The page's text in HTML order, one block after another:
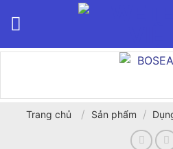
Trang chủ / Sản phẩm /